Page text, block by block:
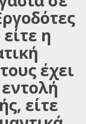
η
έχει
είτε